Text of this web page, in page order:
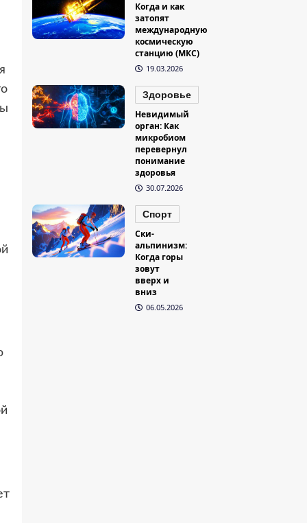
Когда и как
затопят
международную
космическую
станцию (МКС)
19.03.2026
Здоровье
Невидимый
орган: Как
микробиом
перевернул
понимание
здоровья
30.07.2026
Спорт
Ски-
альпинизм:
Когда горы
зовут
вверх и
вниз
06.05.2026